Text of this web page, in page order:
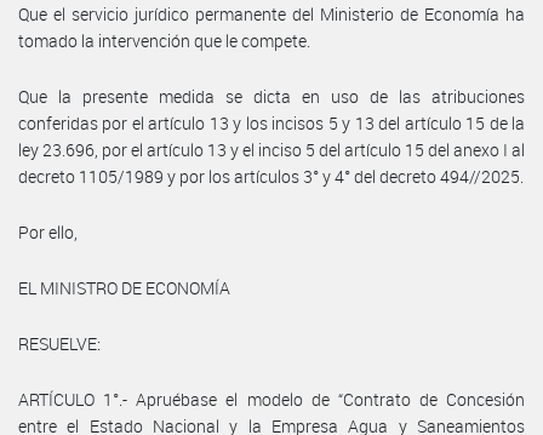
Que el servicio jurídico permanente del Ministerio de Economía ha
tomado la intervención que le compete.
Que la presente medida se dicta en uso de las atribuciones
conferidas por el artículo 13 y los incisos 5 y 13 del artículo 15 de la
ley 23.696, por el artículo 13 y el inciso 5 del artículo 15 del anexo I al
decreto 1105/1989 y por los artículos 3° y 4° del decreto 494//2025.
Por ello,
EL MINISTRO DE ECONOMÍA
RESUELVE:
ARTÍCULO 1°.- Apruébase el modelo de “Contrato de Concesión
entre el Estado Nacional y la Empresa Agua y Saneamientos